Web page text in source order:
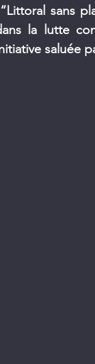
sans
la lutte
saluée